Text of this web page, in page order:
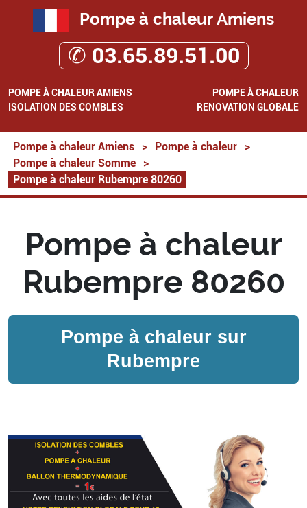
Pompe à chaleur Amiens
✆ 03.65.89.51.00
POMPE À CHALEUR AMIENS
POMPE À CHALEUR
ISOLATION DES COMBLES
RENOVATION GLOBALE
Pompe à chaleur Amiens > Pompe à chaleur
>
Pompe à chaleur Somme
>
Pompe à chaleur Rubempre 80260
Pompe à chaleur
Rubempre 80260
Pompe à chaleur sur
Rubempre